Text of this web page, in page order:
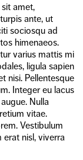
amet,
ante, ut
sociosqu ad
himenaeos.
varius mattis mi
ligula sapien
nisi. Pellentesque
Integer eu lacus
Nulla
vitae.
Vestibulum
erat nisl, viverra